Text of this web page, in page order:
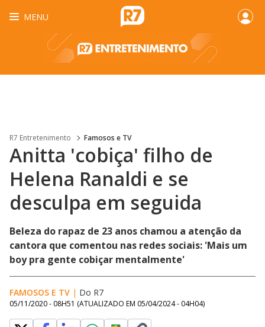
MENU
R7 Entretenimento Famosos e TV
Anitta 'cobiça' filho de
Helena Ranaldi e se
desculpa em seguida
Beleza do rapaz de 23 anos chamou a atenção da
cantora que comentou nas redes sociais: 'Mais um
boy pra gente cobiçar mentalmente'
FAMOSOS E TV | Do R7
05/11/2020 - 08H51 (ATUALIZADO EM 05/04/2024 - 04H04)